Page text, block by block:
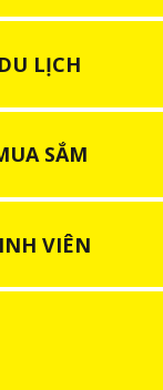
DU LỊCH
SẮM
VIÊN